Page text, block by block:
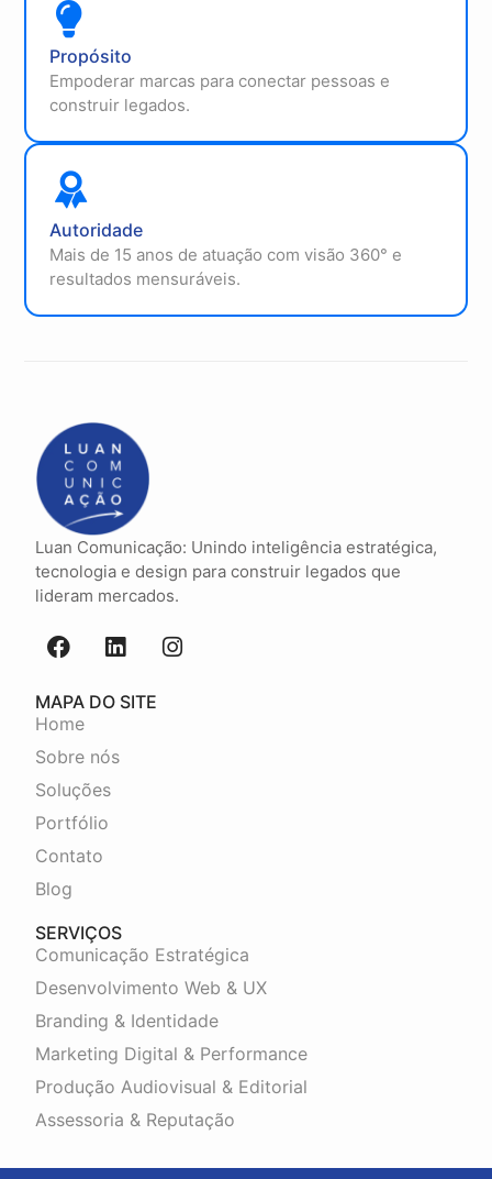
Propósito
Empoderar marcas para conectar pessoas e
construir legados.
Autoridade
Mais de 15 anos de atuação com visão 360° e
resultados mensuráveis.
Luan Comunicação: Unindo inteligência estratégica,
tecnologia e design para construir legados que
lideram mercados.
MAPA DO SITE
Home
Sobre nós
Soluções
Portfólio
Contato
Blog
SERVIÇOS
Comunicação Estratégica
Desenvolvimento Web & UX
Branding & Identidade
Marketing Digital & Performance
Produção Audiovisual & Editorial
Assessoria & Reputação